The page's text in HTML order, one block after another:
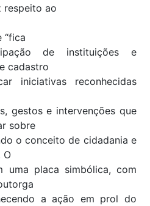
respeito ao
“fica
de instituições e
cadastro
iniciativas reconhecidas
gestos e intervenções que
sobre
o conceito de cidadania e
O
uma placa simbólica, com
a ação em prol do